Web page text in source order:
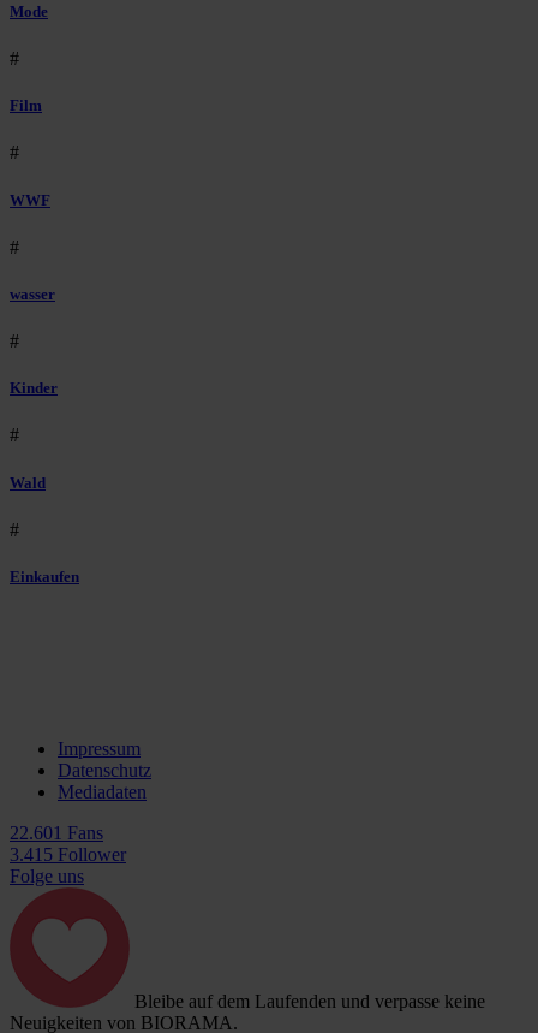
Mode
#
Film
#
WWF
#
wasser
#
Kinder
#
Wald
#
Einkaufen
Impressum
Datenschutz
Mediadaten
22.601 Fans
3.415 Follower
Folge uns
Bleibe auf dem Laufenden und verpasse keine
Neuigkeiten von BIORAMA.